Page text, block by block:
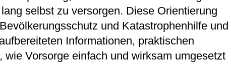
selbst zu versorgen. Diese Orientierung
und Katastrophenhilfe und
Informationen, praktischen
Vorsorge einfach und wirksam umgesetzt